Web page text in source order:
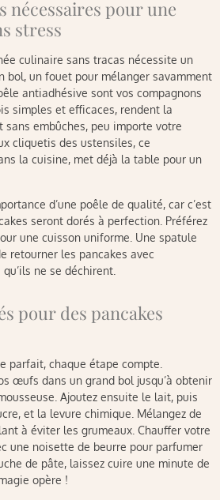
nécessaires pour une
stress
culinaire sans tracas nécessite un
bol, un fouet pour mélanger savamment
antiadhésive sont vos compagnons
simples et efficaces, rendent la
embûches, peu importe votre
cliquetis des ustensiles, ce
la cuisine, met déjà la table pour un
d’une poêle de qualité, car c’est
seront dorés à perfection. Préférez
une cuisson uniforme. Une spatule
retourner les pancakes avec
ne se déchirent.
pour des pancakes
parfait, chaque étape compte.
œufs dans un grand bol jusqu’à obtenir
Ajoutez ensuite le lait, puis
et la levure chimique. Mélangez de
à éviter les grumeaux. Chauffer votre
une noisette de beurre pour parfumer
de pâte, laissez cuire une minute de
opère !